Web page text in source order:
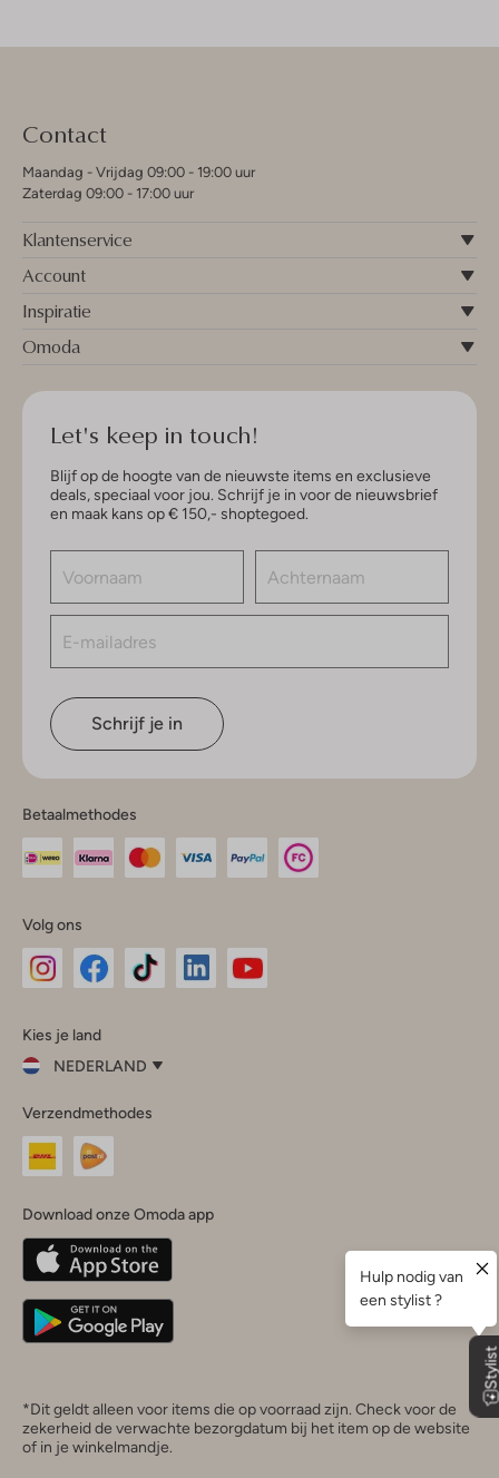
Contact
Maandag - Vrijdag 09:00 - 19:00 uur
Zaterdag 09:00 - 17:00 uur
Klantenservice
Account
Inspiratie
Omoda
Let's keep in touch!
Blijf op de hoogte van de nieuwste items en exclusieve
deals, speciaal voor jou. Schrijf je in voor de nieuwsbrief
en maak kans op € 150,- shoptegoed.
Schrijf je in
Betaalmethodes
Volg ons
InstagramFacebook
Kies je land
NEDERLAND
je
land
Nederland
Belgique(Français)
Deutschland
Verzendmethodes
Download onze Omoda app
*Dit geldt alleen voor items die op voorraad zijn. Check voor de
zekerheid de verwachte bezorgdatum bij het item op de website
of in je winkelmandje.